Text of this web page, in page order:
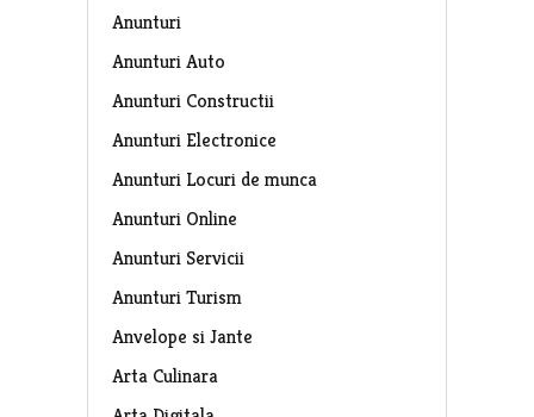
Anunturi
Anunturi Auto
Anunturi Constructii
Anunturi Electronice
Anunturi Locuri de munca
Anunturi Online
Anunturi Servicii
Anunturi Turism
Anvelope si Jante
Arta Culinara